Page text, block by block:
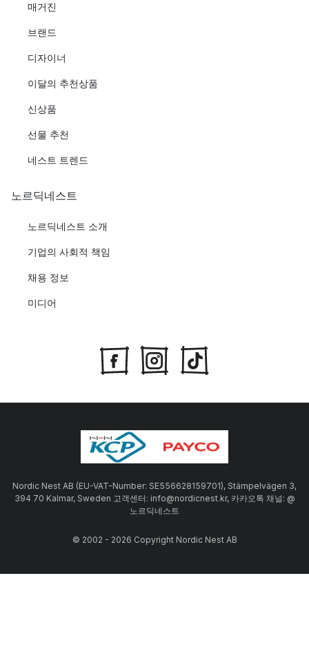
매거진
브랜드
디자이너
이달의 추천상품
신상품
선물 추천
네스트 트렌드
노르딕네스트
노르딕네스트 소개
기업의 사회적 책임
채용 정보
미디어
Nordic Nest AB (EU-VAT-Number: SE556628159701), Stämpelvägen 3,
394 70 Kalmar, Sweden 고객센터: info@nordicnest.kr, 카카오톡 채널: @
노르딕네스트
© 2002 - 2026 Copyright Nordic Nest AB